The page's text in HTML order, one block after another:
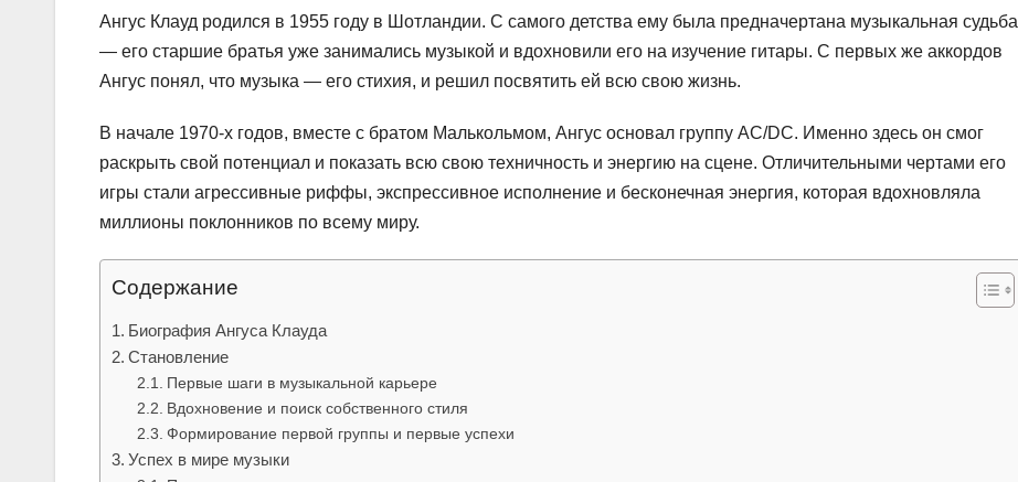
Ангус Клауд родился в 1955 году в Шотландии. С самого детства ему была предначертана музыкальная судьба
— его старшие братья уже занимались музыкой и вдохновили его на изучение гитары. С первых же аккордов
Ангус понял, что музыка — его стихия, и решил посвятить ей всю свою жизнь.
В начале 1970-х годов, вместе с братом Малькольмом, Ангус основал группу AC/DC. Именно здесь он смог
раскрыть свой потенциал и показать всю свою техничность и энергию на сцене. Отличительными чертами его
игры стали агрессивные риффы, экспрессивное исполнение и бесконечная энергия, которая вдохновляла
миллионы поклонников по всему миру.
Содержание
Биография Ангуса Клауда
Становление
Первые шаги в музыкальной карьере
Вдохновение и поиск собственного стиля
Формирование первой группы и первые успехи
Успех в мире музыки